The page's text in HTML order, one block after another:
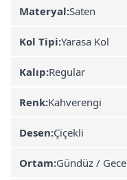
Materyal:Saten
Kol Tipi:Yarasa Kol
Kalıp:Regular
Renk:Kahverengi
Desen:Çiçekli
Ortam:Gündüz / Gece